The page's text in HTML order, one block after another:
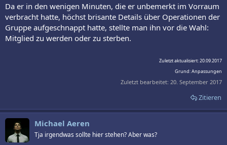
Da er in den wenigen Minuten, die er unbemerkt im Vorraum
verbracht hatte, höchst brisante Details über Operationen der
Gruppe aufgeschnappt hatte, stellte man ihn vor die Wahl:
Mitglied zu werden oder zu sterben.
Zuletzt aktualisiert: 20.09.2017
Grund: Anpassungen
Zuletzt bearbeitet: 20. September 2017
Zitieren
Michael Aeren
Tja irgendwas sollte hier stehen? Aber was?